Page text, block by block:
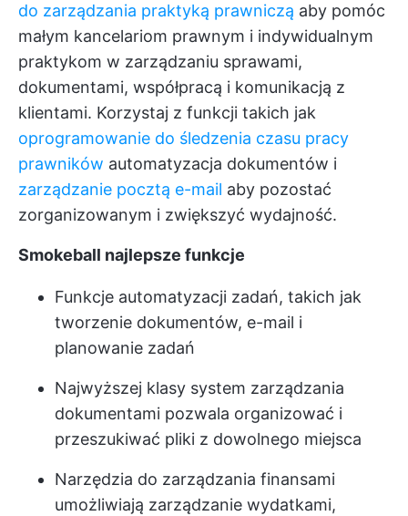
do zarządzania praktyką prawniczą aby pomóc
małym kancelariom prawnym i indywidualnym
praktykom w zarządzaniu sprawami,
dokumentami, współpracą i komunikacją z
klientami. Korzystaj z funkcji takich jak
oprogramowanie do śledzenia czasu pracy
prawników automatyzacja dokumentów i
zarządzanie pocztą e-mail aby pozostać
zorganizowanym i zwiększyć wydajność.
Smokeball najlepsze funkcje
Funkcje automatyzacji zadań, takich jak
tworzenie dokumentów, e-mail i
planowanie zadań
Najwyższej klasy system zarządzania
dokumentami pozwala organizować i
przeszukiwać pliki z dowolnego miejsca
Narzędzia do zarządzania finansami
umożliwiają zarządzanie wydatkami,